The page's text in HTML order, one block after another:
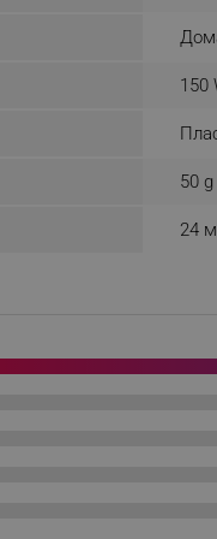
150
50 g
24
.alleop.bg